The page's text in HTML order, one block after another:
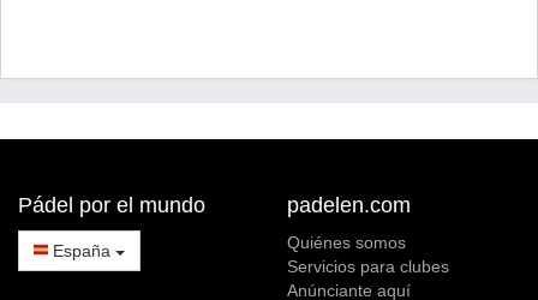
Pádel por el mundo
España
padelen.com
Quiénes somos
Servicios para clubes
Anúnciante aquí